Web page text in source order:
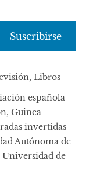
Suscribirse
, Libros
española
, Guinea
invertidas
Autónoma de
Universidad de